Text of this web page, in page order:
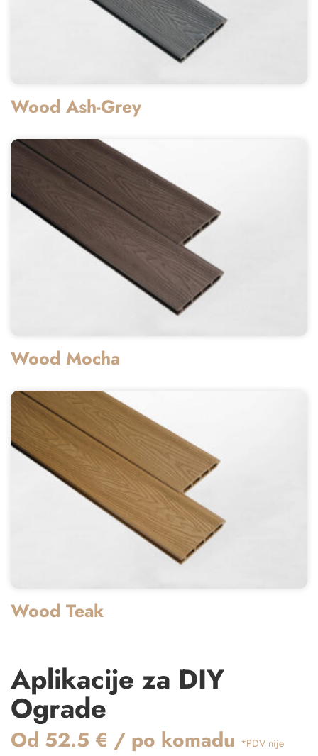
Wood Ash-Grey
Wood Mocha
Wood Teak
Aplikacije za DIY
Ograde
Od 52.5 € / po komadu *PDV nije